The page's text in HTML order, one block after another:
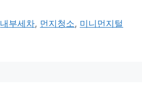
내부세차, 먼지청소, 미니먼지털